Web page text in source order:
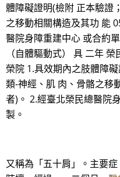
體障礙證明(檢附 正本驗證
之移動相關構造及其功 能
醫院身障重建中心 或合約
（自體驅動式） 具 二年
榮院 1.具效期內之肢體障
類-神經、肌 肉、骨骼之移
者)。 2.經臺北榮民總醫院
製。
又稱為「五十肩」。主要